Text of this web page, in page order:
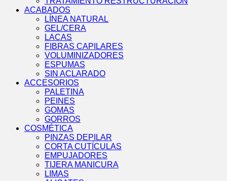
ACABADOS
LÍNEA NATURAL
GEL/CERA
LACAS
FIBRAS CAPILARES
VOLUMINIZADORES
ESPUMAS
SIN ACLARADO
ACCESORIOS
PALETINA
PEINES
GOMAS
GORROS
COSMÉTICA
PINZAS DEPILAR
CORTA CUTÍCULAS
EMPUJADORES
TIJERA MANICURA
LIMAS